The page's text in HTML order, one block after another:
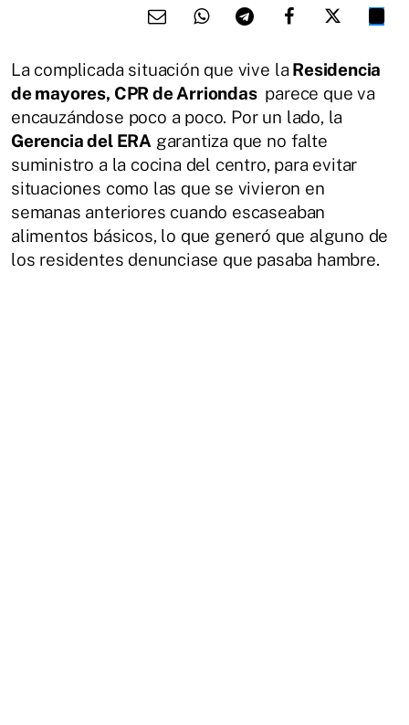
La complicada situación que vive la Residencia
de mayores, CPR de Arriondas parece que va
encauzándose poco a poco. Por un lado, la
Gerencia del ERA garantiza que no falte
suministro a la cocina del centro, para evitar
situaciones como las que se vivieron en
semanas anteriores cuando escaseaban
alimentos básicos, lo que generó que alguno de
los residentes denunciase que pasaba hambre.